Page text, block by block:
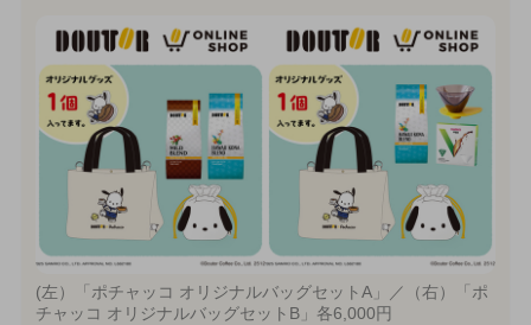
(左）「ポチャッコ オリジナルバッグセットA」／（右）「ポ
チャッコ オリジナルバッグセットB」各6,000円